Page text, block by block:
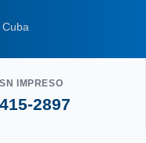
Cuba
IMPRESO
2897